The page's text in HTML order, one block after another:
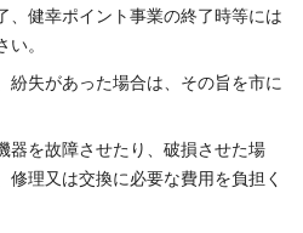
、健幸ポイント事業の終了時等には
。
紛失があった場合は、その旨を市に
器を故障させたり、破損させた場
修理又は交換に必要な費用を負担く